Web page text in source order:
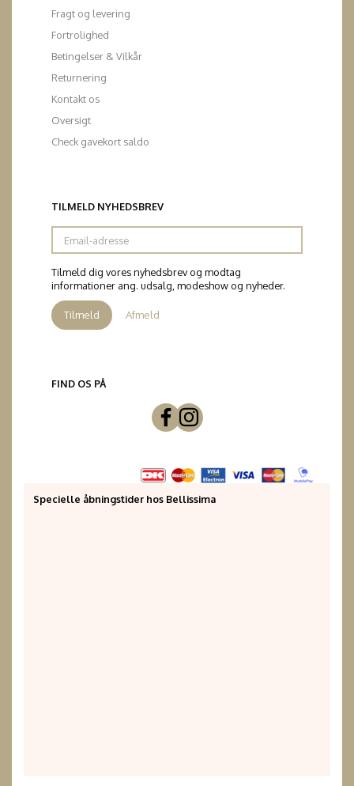
Fragt og levering
Fortrolighed
Betingelser & Vilkår
Returnering
Kontakt os
Oversigt
Check gavekort saldo
TILMELD NYHEDSBREV
Email-
adresse
Tilmeld dig vores nyhedsbrev og modtag
informationer ang. udsalg, modeshow og nyheder.
Tilmeld Afmeld
FIND OS PÅ
Specielle åbningstider hos Bellissima